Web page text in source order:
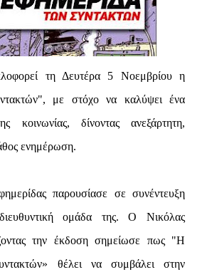
τη Δευτέρα 5 Νοεμβρίου η
με στόχο να καλύψει ένα
κοινωνίας, δίνοντας ανεξάρτητη,
ενημέρωση.
παρουσίασε σε συνέντευξη
ομάδα της. Ο Νικόλας
την έκδοση σημείωσε πως "Η
θέλει να συμβάλει στην